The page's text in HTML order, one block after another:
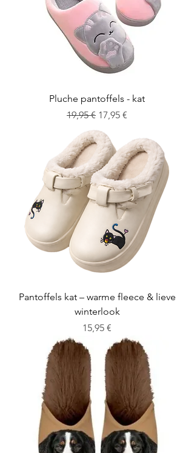
Pluche pantoffels - kat
Regularna cena
19,95 € Cena rabatowa
17,95 €
Pantoffels kat – warme fleece & lieve
winterlook
Cena
15,95 €